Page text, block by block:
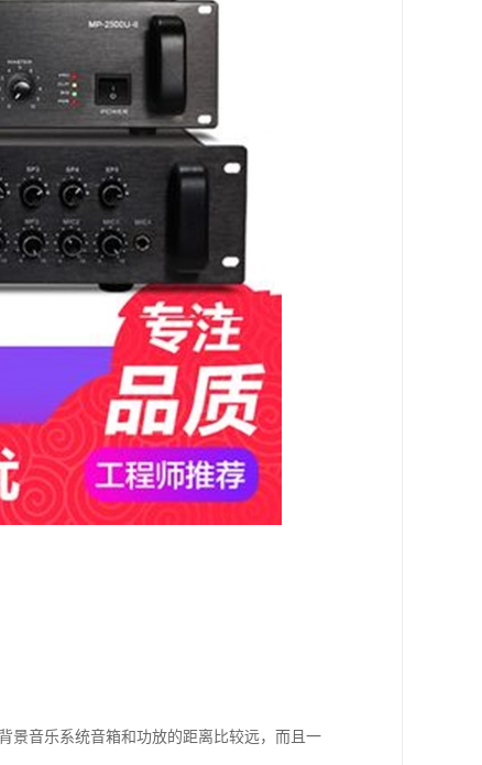
景音乐系统音箱和功放的距离比较远，而且一